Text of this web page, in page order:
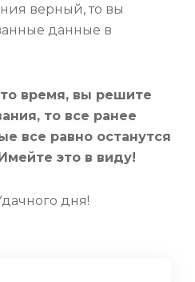
верный, то вы
данные в
время, вы решите
то все ранее
все равно останутся
это в виду!
дня!